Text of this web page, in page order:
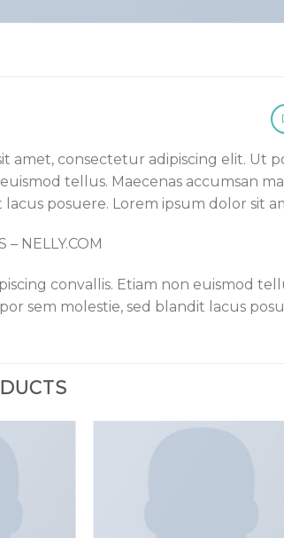
amet, consectetur adipiscing elit. Ut
tellus. Maecenas accumsan
lacus posuere. Lorem ipsum dolor sit
– NELLY.COM
convallis. Etiam non euismod
sem molestie, sed blandit lacus